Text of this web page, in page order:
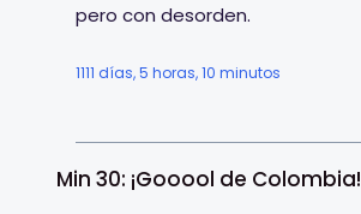
pero con desorden.
1111 días, 5 horas, 10 minutos
Min 30: ¡Gooool de Colombia!